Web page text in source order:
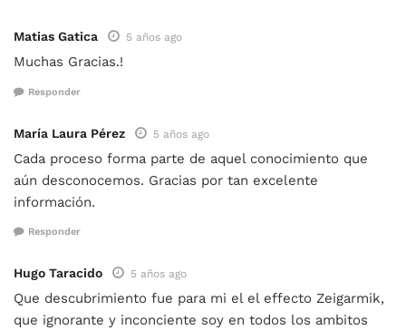
Matias Gatica 5 años ago
Muchas Gracias.!
Responder
María Laura Pérez 5 años ago
Cada proceso forma parte de aquel conocimiento que
aún desconocemos. Gracias por tan excelente
información.
Responder
Hugo Taracido 5 años ago
Que descubrimiento fue para mi el el effecto Zeigarmik,
que ignorante y inconciente soy en todos los ambitos